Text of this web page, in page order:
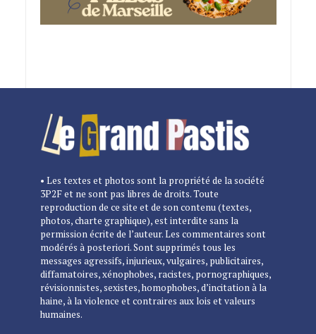
• Les textes et photos sont la propriété de la société
3P2F et ne sont pas libres de droits. Toute
reproduction de ce site et de son contenu (textes,
photos, charte graphique), est interdite sans la
permission écrite de l’auteur. Les commentaires sont
modérés à posteriori. Sont supprimés tous les
messages agressifs, injurieux, vulgaires, publicitaires,
diffamatoires, xénophobes, racistes, pornographiques,
révisionnistes, sexistes, homophobes, d’incitation à la
haine, à la violence et contraires aux lois et valeurs
humaines.